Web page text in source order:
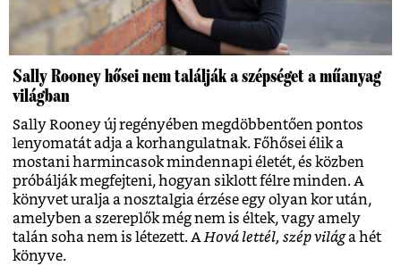
Sally Rooney hősei nem találják a szépséget a műanyag
világban
Sally Rooney új regényében megdöbbentően pontos
lenyomatát adja a korhangulatnak. Főhősei élik a
mostani harmincasok mindennapi életét, és közben
próbálják megfejteni, hogyan siklott félre minden. A
könyvet uralja a nosztalgia érzése egy olyan kor után,
amelyben a szereplők még nem is éltek, vagy amely
talán soha nem is létezett. A Hová lettél, szép világa hét
könyve.